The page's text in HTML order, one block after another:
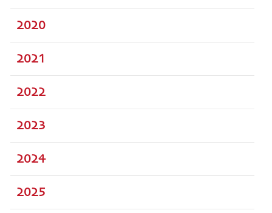
2020
2021
2022
2023
2024
2025